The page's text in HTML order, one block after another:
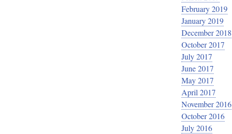
February 2019
January 2019
December 2018
October 2017
July 2017
June 2017
May 2017
April 2017
November 2016
October 2016
July 2016